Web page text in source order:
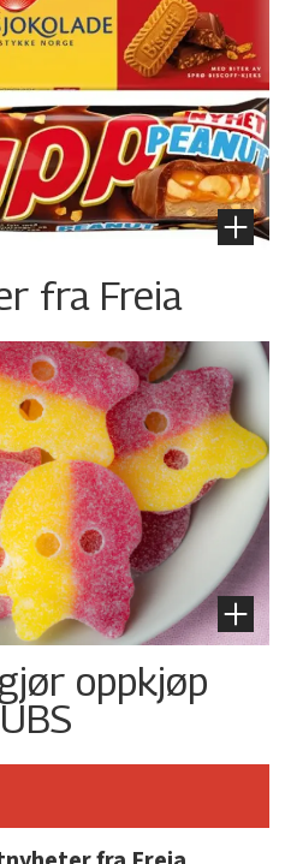
fra Freia
oppkjøp